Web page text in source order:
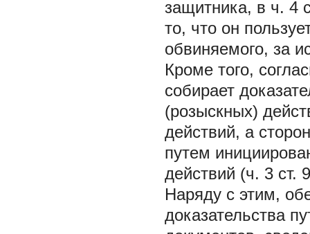
защитника, в ч. 4
то, что он
обвиняемого, за
Кроме того,
собирает
(розыскных)
действий, а
путем
действий (ч. 3 ст.
Наряду с этим,
доказательства